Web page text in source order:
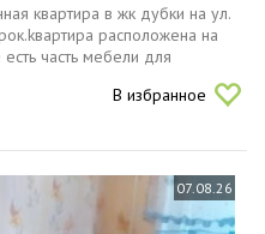
квартиpa в жк дубки нa ул.
рacполoжeнa нa
часть мебели для
гарнитур, диван, кухонный
В избранное
07.08.26